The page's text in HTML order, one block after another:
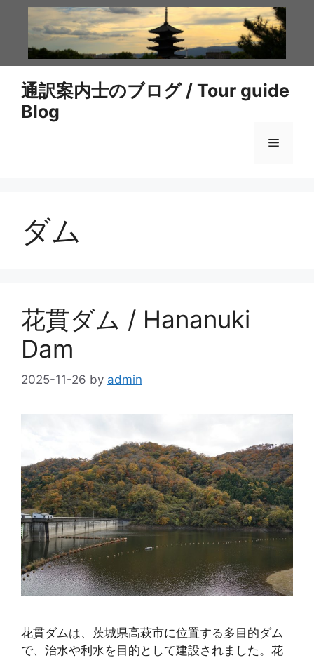
通訳案内士のブログ / Tour guide
Blog
メ
ダム
花貫ダム / Hananuki
Dam
2025-11-26 by admin
花貫ダムは、茨城県高萩市に位置する多目的ダム
で、治水や利水を目的として建設されました。花